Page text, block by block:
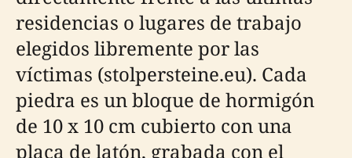
residencias o lugares de trabajo
elegidos libremente por las
víctimas (stolpersteine.eu). Cada
piedra es un bloque de hormigón
de 10 x 10 cm cubierto con una
placa de latón, grabada con el